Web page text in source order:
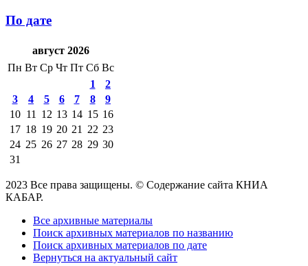
По дате
август 2026
Пн Вт Ср Чт Пт Сб Вс
1
2
3
4 5 6 7 8
9
10 11 12 13 14 15 16
17 18 19 20 21 22 23
24 25 26 27 28 29 30
31
2023 Все права защищены. © Содержание сайта КНИА
КАБАР.
Все архивные материалы
Поиск архивных материалов по названию
Поиск архивных материалов по дате
Вернуться на актуальный сайт